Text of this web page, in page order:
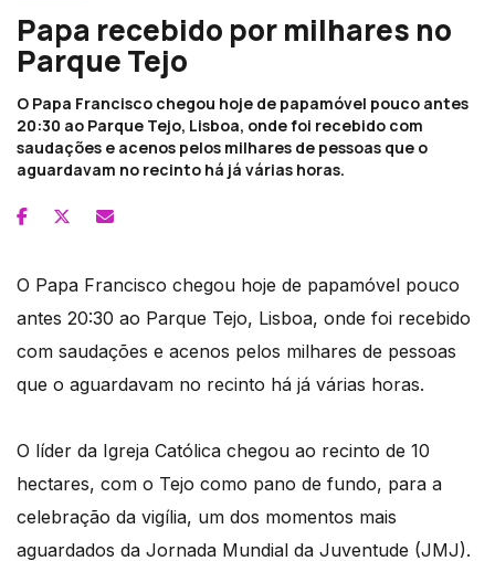
Papa recebido por milhares no
Parque Tejo
O Papa Francisco chegou hoje de papamóvel pouco antes
20:30 ao Parque Tejo, Lisboa, onde foi recebido com
saudações e acenos pelos milhares de pessoas que o
aguardavam no recinto há já várias horas.
O Papa Francisco chegou hoje de papamóvel pouco
antes 20:30 ao Parque Tejo, Lisboa, onde foi recebido
com saudações e acenos pelos milhares de pessoas
que o aguardavam no recinto há já várias horas.
O líder da Igreja Católica chegou ao recinto de 10
hectares, com o Tejo como pano de fundo, para a
celebração da vigília, um dos momentos mais
aguardados da Jornada Mundial da Juventude (JMJ).